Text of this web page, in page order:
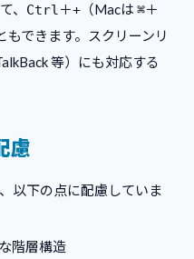
、 Ctrl＋+ （Macは ⌘＋
できます。スクリーンリ
等）にも対応する
慮
以下の点に配慮していま
階層構造